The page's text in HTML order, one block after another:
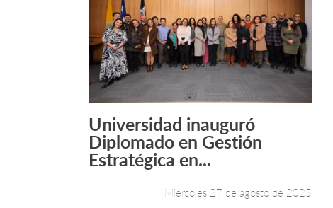
Leer más +
Universidad inauguró
Diplomado en Gestión
Estratégica en...
Miércoles 27 de agosto de 2025